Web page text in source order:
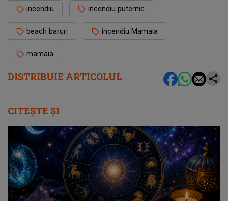
DISTRIBUIE ARTICOLUL
incendiu incendiu puternic
beach baruri incendiu Mamaia
mamaia
CITEȘTE ȘI